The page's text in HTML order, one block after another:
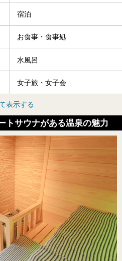
宿泊
お食事・食事処
水風呂
女子旅・女子会
表示する
トサウナがある温泉の魅力